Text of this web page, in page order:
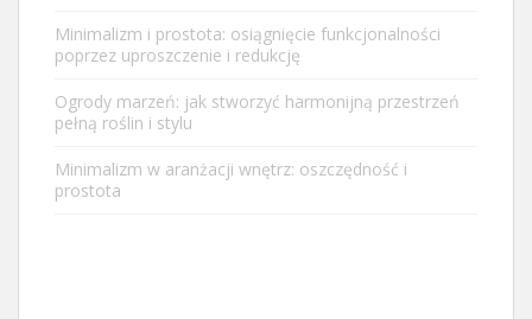
Minimalizm i prostota: osiągnięcie funkcjonalności
poprzez uproszczenie i redukcję
Ogrody marzeń: jak stworzyć harmonijną przestrzeń
pełną roślin i stylu
Minimalizm w aranżacji wnętrz: oszczędność i
prostota